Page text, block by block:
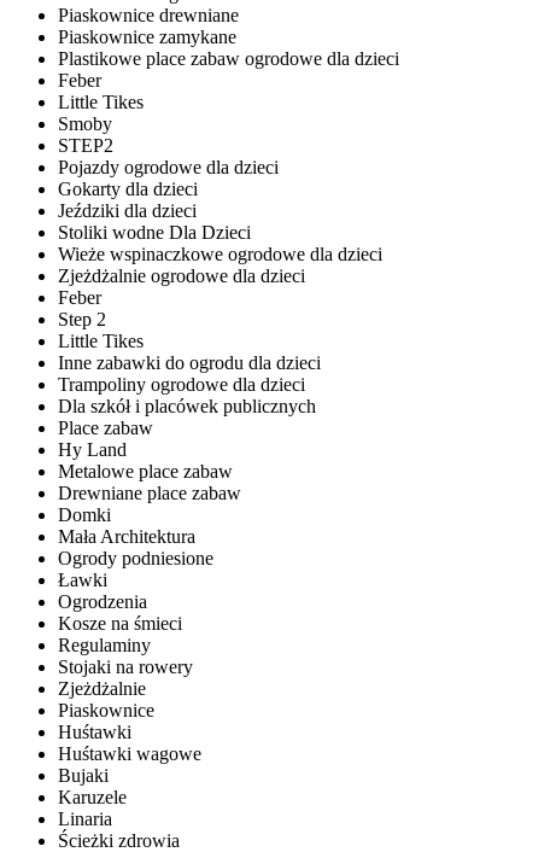
Piaskownice drewniane
Piaskownice zamykane
Plastikowe place zabaw ogrodowe dla dzieci
Feber
Little Tikes
Smoby
STEP2
Pojazdy ogrodowe dla dzieci
Gokarty dla dzieci
Jeździki dla dzieci
Stoliki wodne Dla Dzieci
Wieże wspinaczkowe ogrodowe dla dzieci
Zjeżdżalnie ogrodowe dla dzieci
Feber
Step 2
Little Tikes
Inne zabawki do ogrodu dla dzieci
Trampoliny ogrodowe dla dzieci
Dla szkół i placówek publicznych
Place zabaw
Hy Land
Metalowe place zabaw
Drewniane place zabaw
Domki
Mała Architektura
Ogrody podniesione
Ławki
Ogrodzenia
Kosze na śmieci
Regulaminy
Stojaki na rowery
Zjeżdżalnie
Piaskownice
Huśtawki
Huśtawki wagowe
Bujaki
Karuzele
Linaria
Ścieżki zdrowia